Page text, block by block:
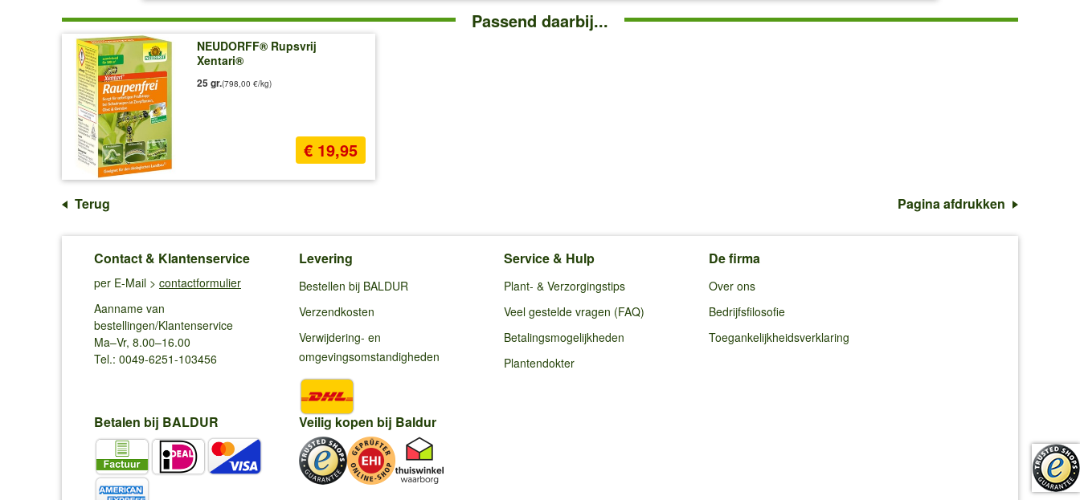
Passend daarbij...
NEUDORFF® Rupsvrij
Xentari®
25 gr.
€ 19,95
(798,00 €/kg)
Terug Pagina afdrukken
Contact & Klantenservice
per E-Mail > contactformulier
Aanname van
bestellingen/Klantenservice
Ma–Vr, 8.00–16.00
Tel.: 0049-6251-103456
Levering
Bestellen bij BALDUR
Verzendkosten
Verwijdering- en
omgevingsomstandigheden
Service & Hulp
Plant- & Verzorgingstips
Veel gestelde vragen (FAQ)
Betalingsmogelijkheden
Plantendokter
De firma
Over ons
Bedrijfsfilosofie
Toegankelijkheidsverklaring
Betalen bij BALDUR Veilig kopen bij Baldur